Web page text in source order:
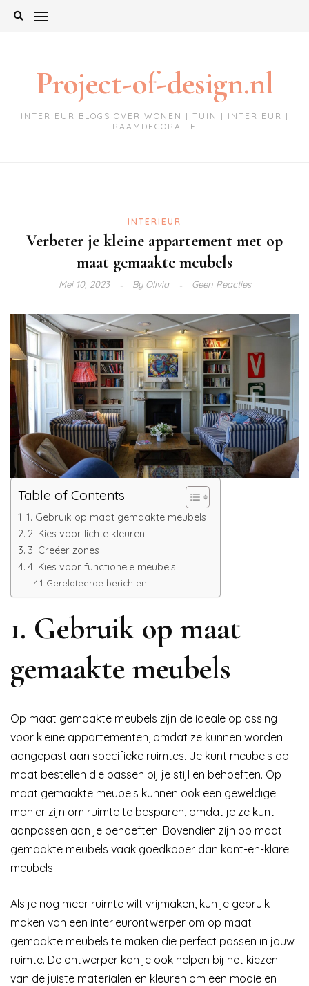
Project-of-design.nl
INTERIEUR BLOGS OVER WONEN | TUIN | INTERIEUR |
RAAMDECORATIE
INTERIEUR
Verbeter je kleine appartement met op
maat gemaakte meubels
Mei 10, 2023 ByOlivia Geen Reacties
Table of Contents
1. Gebruik op maat gemaakte meubels
2. Kies voor lichte kleuren
3. Creëer zones
4. Kies voor functionele meubels
Gerelateerde berichten:
1. Gebruik op maat
gemaakte meubels
Op maat gemaakte meubels zijn de ideale oplossing
voor kleine appartementen, omdat ze kunnen worden
aangepast aan specifieke ruimtes. Je kunt meubels op
maat bestellen die passen bij je stijl en behoeften. Op
maat gemaakte meubels kunnen ook een geweldige
manier zijn om ruimte te besparen, omdat je ze kunt
aanpassen aan je behoeften. Bovendien zijn op maat
gemaakte meubels vaak goedkoper dan kant-en-klare
meubels.
Als je nog meer ruimte wilt vrijmaken, kun je gebruik
maken van een interieurontwerper om op maat
gemaakte meubels te maken die perfect passen in jouw
ruimte. De ontwerper kan je ook helpen bij het kiezen
van de juiste materialen en kleuren om een mooie en